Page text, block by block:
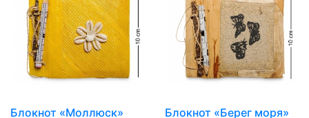
Блокнот «Моллюск»
Блокнот «Берег моря»